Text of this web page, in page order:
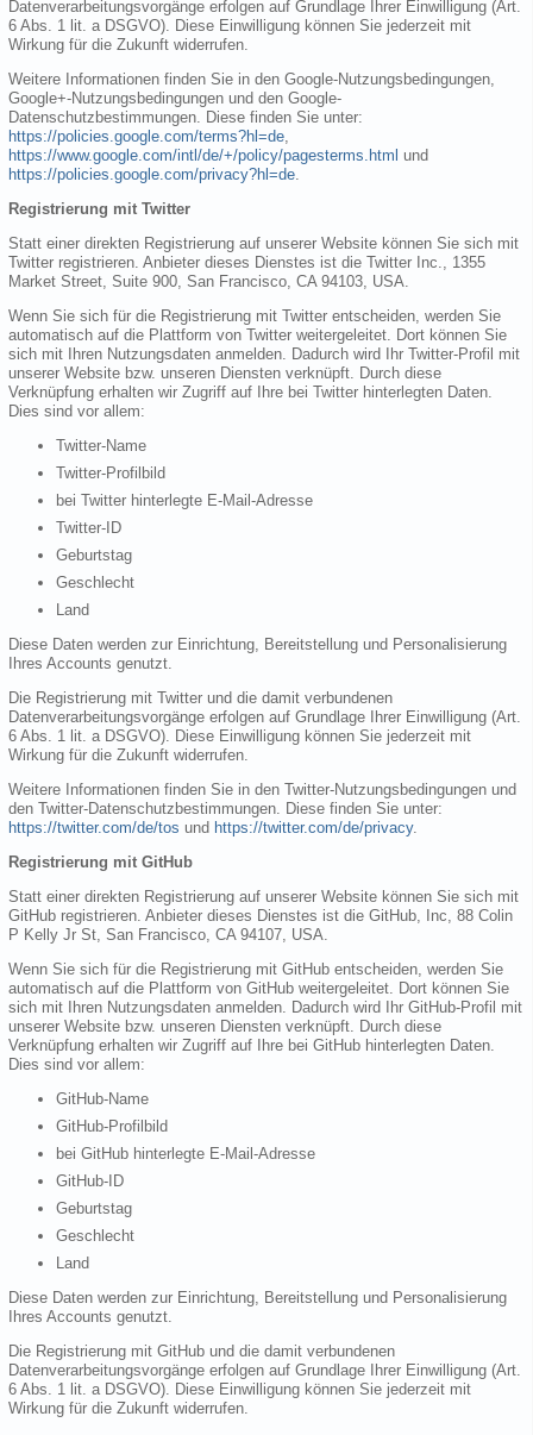
Datenverarbeitungsvorgänge erfolgen auf Grundlage Ihrer Einwilligung (Art.
6 Abs. 1 lit. a DSGVO). Diese Einwilligung können Sie jederzeit mit
Wirkung für die Zukunft widerrufen.
Weitere Informationen finden Sie in den Google-Nutzungsbedingungen,
Google+-Nutzungsbedingungen und den Google-
Datenschutzbestimmungen. Diese finden Sie unter:
https://policies.google.com/terms?hl=de,
https://www.google.com/intl/de/+/policy/pagesterms.html und
https://policies.google.com/privacy?hl=de.
Registrierung mit Twitter
Statt einer direkten Registrierung auf unserer Website können Sie sich mit
Twitter registrieren. Anbieter dieses Dienstes ist die Twitter Inc., 1355
Market Street, Suite 900, San Francisco, CA 94103, USA.
Wenn Sie sich für die Registrierung mit Twitter entscheiden, werden Sie
automatisch auf die Plattform von Twitter weitergeleitet. Dort können Sie
sich mit Ihren Nutzungsdaten anmelden. Dadurch wird Ihr Twitter-Profil mit
unserer Website bzw. unseren Diensten verknüpft. Durch diese
Verknüpfung erhalten wir Zugriff auf Ihre bei Twitter hinterlegten Daten.
Dies sind vor allem:
Twitter-Name
Twitter-Profilbild
bei Twitter hinterlegte E-Mail-Adresse
Twitter-ID
Geburtstag
Geschlecht
Land
Diese Daten werden zur Einrichtung, Bereitstellung und Personalisierung
Ihres Accounts genutzt.
Die Registrierung mit Twitter und die damit verbundenen
Datenverarbeitungsvorgänge erfolgen auf Grundlage Ihrer Einwilligung (Art.
6 Abs. 1 lit. a DSGVO). Diese Einwilligung können Sie jederzeit mit
Wirkung für die Zukunft widerrufen.
Weitere Informationen finden Sie in den Twitter-Nutzungsbedingungen und
den Twitter-Datenschutzbestimmungen. Diese finden Sie unter:
https://twitter.com/de/tos und https://twitter.com/de/privacy.
Registrierung mit GitHub
Statt einer direkten Registrierung auf unserer Website können Sie sich mit
GitHub registrieren. Anbieter dieses Dienstes ist die GitHub, Inc, 88 Colin
P Kelly Jr St, San Francisco, CA 94107, USA.
Wenn Sie sich für die Registrierung mit GitHub entscheiden, werden Sie
automatisch auf die Plattform von GitHub weitergeleitet. Dort können Sie
sich mit Ihren Nutzungsdaten anmelden. Dadurch wird Ihr GitHub-Profil mit
unserer Website bzw. unseren Diensten verknüpft. Durch diese
Verknüpfung erhalten wir Zugriff auf Ihre bei GitHub hinterlegten Daten.
Dies sind vor allem:
GitHub-Name
GitHub-Profilbild
bei GitHub hinterlegte E-Mail-Adresse
GitHub-ID
Geburtstag
Geschlecht
Land
Diese Daten werden zur Einrichtung, Bereitstellung und Personalisierung
Ihres Accounts genutzt.
Die Registrierung mit GitHub und die damit verbundenen
Datenverarbeitungsvorgänge erfolgen auf Grundlage Ihrer Einwilligung (Art.
6 Abs. 1 lit. a DSGVO). Diese Einwilligung können Sie jederzeit mit
Wirkung für die Zukunft widerrufen.